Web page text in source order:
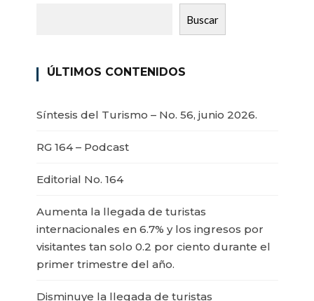
Buscar
ÚLTIMOS CONTENIDOS
Síntesis del Turismo – No. 56, junio 2026.
RG 164 – Podcast
Editorial No. 164
Aumenta la llegada de turistas
internacionales en 6.7% y los ingresos por
visitantes tan solo 0.2 por ciento durante el
primer trimestre del año.
Disminuye la llegada de turistas